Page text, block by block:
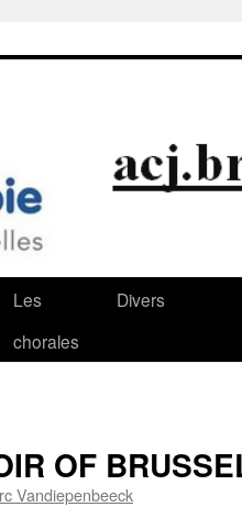
Les
chorales
Divers
OF
Vandiepenbeeck